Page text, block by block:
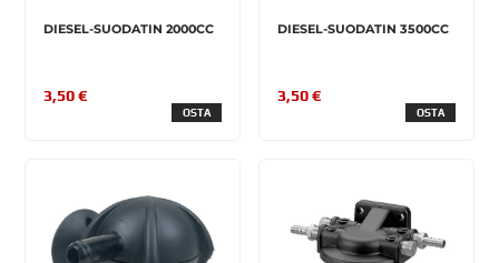
DIESEL-SUODATIN 2000CC
3,50 €
OSTA
DIESEL-SUODATIN 3500CC
3,50 €
OSTA